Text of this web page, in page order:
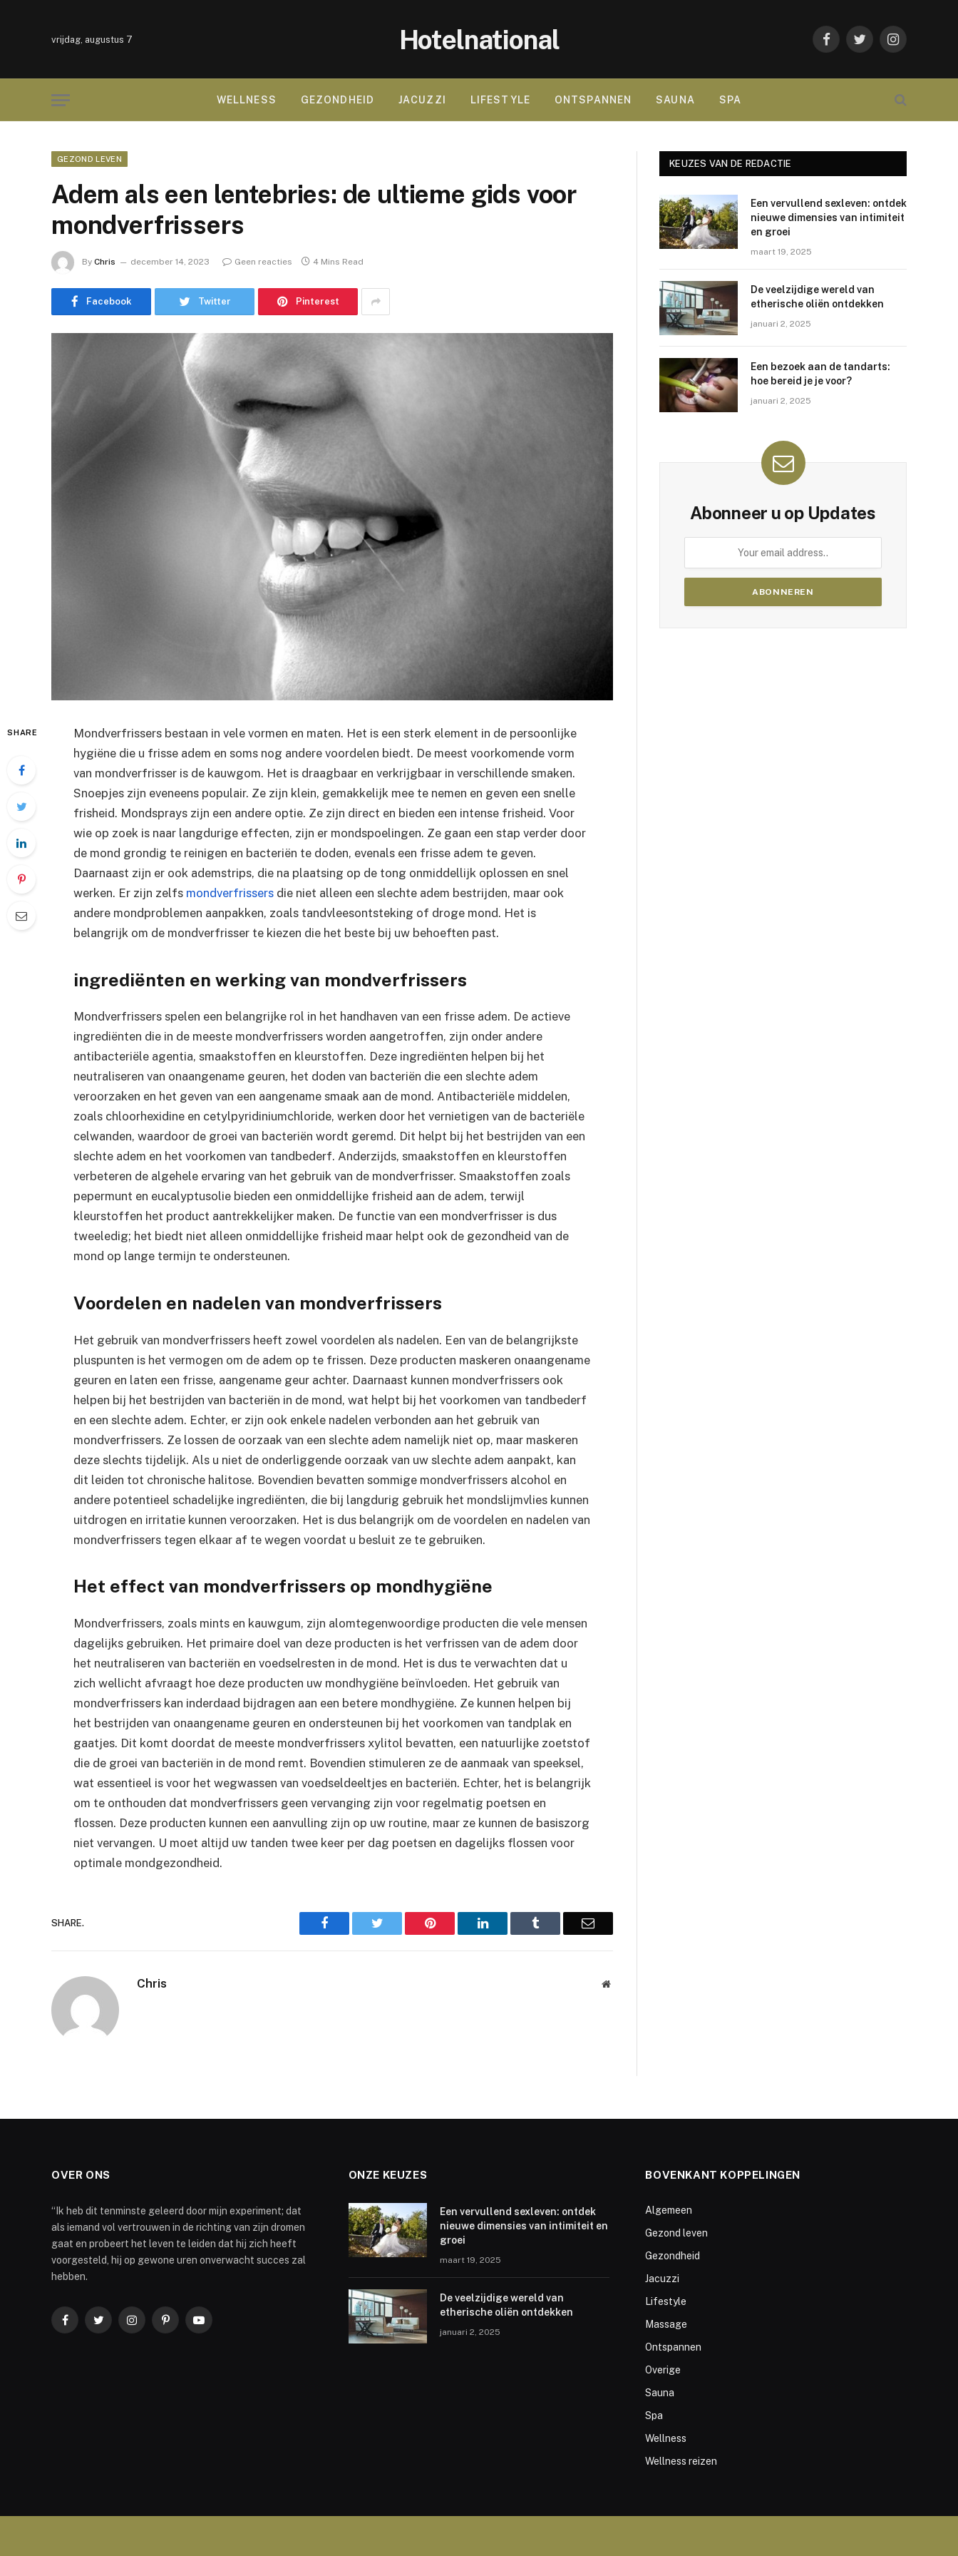
vrijdag, augustus 7 Hotelnational FacebookTwitterInstagram
WELLNESS GEZONDHEID JACUZZI LIFESTYLE ONTSPANNEN SAUNA SPA
GEZOND LEVEN
Adem als een lentebries: de ultieme gids voor
mondverfrissers
By Chris december 14, 2023 Geen reacties 4 Mins Read
Facebook Twitter Pinterest
SHARE
Mondverfrissers bestaan in vele vormen en maten. Het is een sterk element in de persoonlijke
hygiëne die u frisse adem en soms nog andere voordelen biedt. De meest voorkomende vorm
van mondverfrisser is de kauwgom. Het is draagbaar en verkrijgbaar in verschillende smaken.
Snoepjes zijn eveneens populair. Ze zijn klein, gemakkelijk mee te nemen en geven een snelle
frisheid. Mondsprays zijn een andere optie. Ze zijn direct en bieden een intense frisheid. Voor
wie op zoek is naar langdurige effecten, zijn er mondspoelingen. Ze gaan een stap verder door
de mond grondig te reinigen en bacteriën te doden, evenals een frisse adem te geven.
Daarnaast zijn er ook ademstrips, die na plaatsing op de tong onmiddellijk oplossen en snel
werken. Er zijn zelfs mondverfrissers die niet alleen een slechte adem bestrijden, maar ook
andere mondproblemen aanpakken, zoals tandvleesontsteking of droge mond. Het is
belangrijk om de mondverfrisser te kiezen die het beste bij uw behoeften past.
ingrediënten en werking van mondverfrissers
Mondverfrissers spelen een belangrijke rol in het handhaven van een frisse adem. De actieve
ingrediënten die in de meeste mondverfrissers worden aangetroffen, zijn onder andere
antibacteriële agentia, smaakstoffen en kleurstoffen. Deze ingrediënten helpen bij het
neutraliseren van onaangename geuren, het doden van bacteriën die een slechte adem
veroorzaken en het geven van een aangename smaak aan de mond. Antibacteriële middelen,
zoals chloorhexidine en cetylpyridiniumchloride, werken door het vernietigen van de bacteriële
celwanden, waardoor de groei van bacteriën wordt geremd. Dit helpt bij het bestrijden van een
slechte adem en het voorkomen van tandbederf. Anderzijds, smaakstoffen en kleurstoffen
verbeteren de algehele ervaring van het gebruik van de mondverfrisser. Smaakstoffen zoals
pepermunt en eucalyptusolie bieden een onmiddellijke frisheid aan de adem, terwijl
kleurstoffen het product aantrekkelijker maken. De functie van een mondverfrisser is dus
tweeledig; het biedt niet alleen onmiddellijke frisheid maar helpt ook de gezondheid van de
mond op lange termijn te ondersteunen.
Voordelen en nadelen van mondverfrissers
Het gebruik van mondverfrissers heeft zowel voordelen als nadelen. Een van de belangrijkste
pluspunten is het vermogen om de adem op te frissen. Deze producten maskeren onaangename
geuren en laten een frisse, aangename geur achter. Daarnaast kunnen mondverfrissers ook
helpen bij het bestrijden van bacteriën in de mond, wat helpt bij het voorkomen van tandbederf
en een slechte adem. Echter, er zijn ook enkele nadelen verbonden aan het gebruik van
mondverfrissers. Ze lossen de oorzaak van een slechte adem namelijk niet op, maar maskeren
deze slechts tijdelijk. Als u niet de onderliggende oorzaak van uw slechte adem aanpakt, kan
dit leiden tot chronische halitose. Bovendien bevatten sommige mondverfrissers alcohol en
andere potentieel schadelijke ingrediënten, die bij langdurig gebruik het mondslijmvlies kunnen
uitdrogen en irritatie kunnen veroorzaken. Het is dus belangrijk om de voordelen en nadelen van
mondverfrissers tegen elkaar af te wegen voordat u besluit ze te gebruiken.
Het effect van mondverfrissers op mondhygiëne
Mondverfrissers, zoals mints en kauwgum, zijn alomtegenwoordige producten die vele mensen
dagelijks gebruiken. Het primaire doel van deze producten is het verfrissen van de adem door
het neutraliseren van bacteriën en voedselresten in de mond. Het is dus te verwachten dat u
zich wellicht afvraagt hoe deze producten uw mondhygiëne beïnvloeden. Het gebruik van
mondverfrissers kan inderdaad bijdragen aan een betere mondhygiëne. Ze kunnen helpen bij
het bestrijden van onaangename geuren en ondersteunen bij het voorkomen van tandplak en
gaatjes. Dit komt doordat de meeste mondverfrissers xylitol bevatten, een natuurlijke zoetstof
die de groei van bacteriën in de mond remt. Bovendien stimuleren ze de aanmaak van speeksel,
wat essentieel is voor het wegwassen van voedseldeeltjes en bacteriën. Echter, het is belangrijk
om te onthouden dat mondverfrissers geen vervanging zijn voor regelmatig poetsen en
flossen. Deze producten kunnen een aanvulling zijn op uw routine, maar ze kunnen de basiszorg
niet vervangen. U moet altijd uw tanden twee keer per dag poetsen en dagelijks flossen voor
optimale mondgezondheid.
SHARE. Facebook Twitter Pinterest LinkedIn Tumblr Email
Chris Website
KEUZES VAN DE REDACTIE
Een vervullend sexleven: ontdek
nieuwe dimensies van intimiteit
en groei
maart 19, 2025
De veelzijdige wereld van
etherische oliën ontdekken
januari 2, 2025
Een bezoek aan de tandarts:
hoe bereid je je voor?
januari 2, 2025
Abonneer u op Updates
OVER ONS
“Ik heb dit tenminste geleerd door mijn experiment; dat
als iemand vol vertrouwen in de richting van zijn dromen
gaat en probeert het leven te leiden dat hij zich heeft
voorgesteld, hij op gewone uren onverwacht succes zal
hebben.
FacebookTwitterInstagramPinterestYouTube
ONZE KEUZES
Een vervullend sexleven: ontdek
nieuwe dimensies van intimiteit en
groei
maart 19, 2025
De veelzijdige wereld van
etherische oliën ontdekken
januari 2, 2025
BOVENKANT KOPPELINGEN
Algemeen
Gezond leven
Gezondheid
Jacuzzi
Lifestyle
Massage
Ontspannen
Overige
Sauna
Spa
Wellness
Wellness reizen